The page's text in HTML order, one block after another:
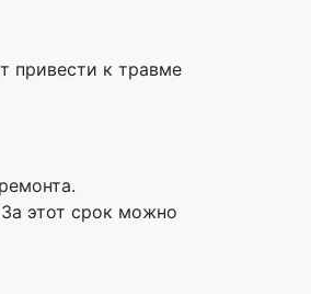
привести к травме
этот срок можно